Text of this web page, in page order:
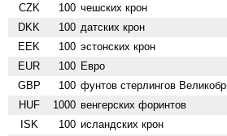
CZK 100 чешских крон
DKK 100 датских крон
EEK 100 эстонских крон
EUR 100 Евро
GBP 100 фунтов стерлингов
HUF 1000 венгерских форинтов
ISK 100 исландских крон